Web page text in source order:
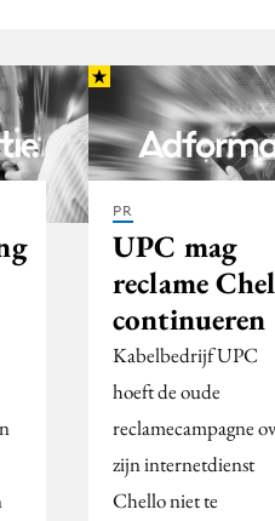
PR
UPC mag
reclame
continueren
Kabelbedrijf UPC
hoeft de oude
reclamecampagne
zijn internetdienst
Chello niet te